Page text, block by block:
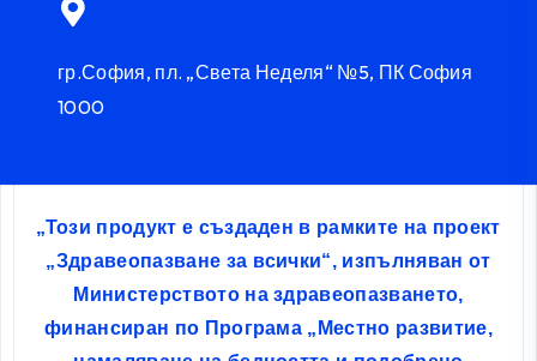
гр.София, пл. „Света Неделя“ №5, ПК София
1000
„Този продукт е създаден в рамките на проект
„Здравеопазване за всички“, изпълняван от
Министерството на здравеопазването,
финансиран по Програма „Местно развитие,